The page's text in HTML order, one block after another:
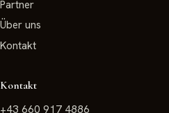
Partner
Über uns
Kontakt
Kontakt
+43 660 917 4886